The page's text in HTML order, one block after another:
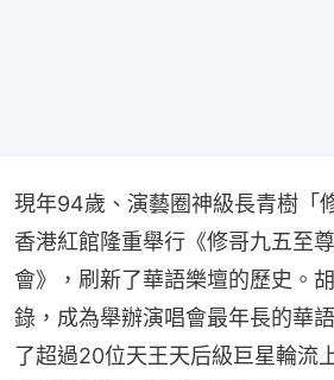
現年94歲、演藝圈神級長青樹「
香港紅館隆重舉行《修哥九五至
會》，刷新了華語樂壇的歷史。
錄，成為舉辦演唱會最年長的華
了超過20位天王天后級巨星輪流